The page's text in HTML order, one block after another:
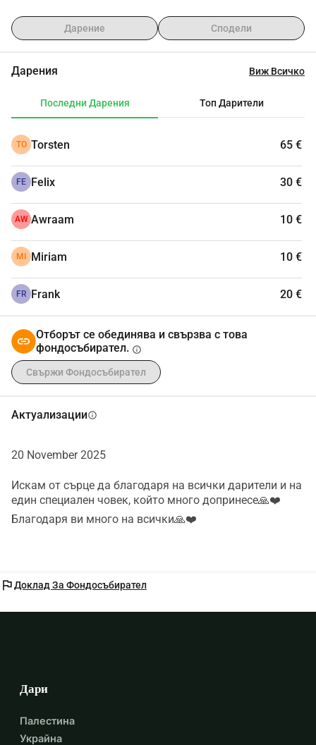
дори и най-малко дарение, наистина би помогнало
Дарение Сподели
Дарения Виж Всичко
Последни Дарения Топ Дарители
TO Torsten 65 €
FE Felix 30 €
AW Awraam 10 €
MI Miriam 10 €
FR Frank 20 €
Отборът се обединява и свързва с това
фондосъбирател. info
Свържи Фондосъбирател
Актуализацииinfo
20 November 2025
Искам от сърце да благодаря на всички дарители и на
един специален човек, който много допринесе🙏❤️
Благодаря ви много на всички🙏❤️
flagДоклад За Фондосъбирател
Дари
Палестина
Украйна